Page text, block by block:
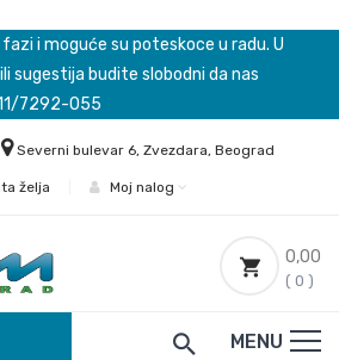
i moguće su poteskoce u radu. U
sugestija budite slobodni da nas
7292-055
Severni bulevar 6, Zvezdara, Beograd
želja Moj nalog
0,00
( 0 )
MENU